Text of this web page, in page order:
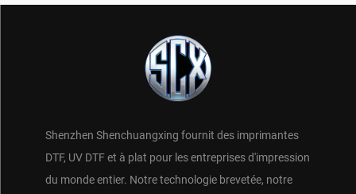
Shenzhen Shenchuangxing fournit des imprimantes
DTF, UV DTF et à plat pour les entreprises d'impression
du monde entier. Notre technologie brevetée, notre